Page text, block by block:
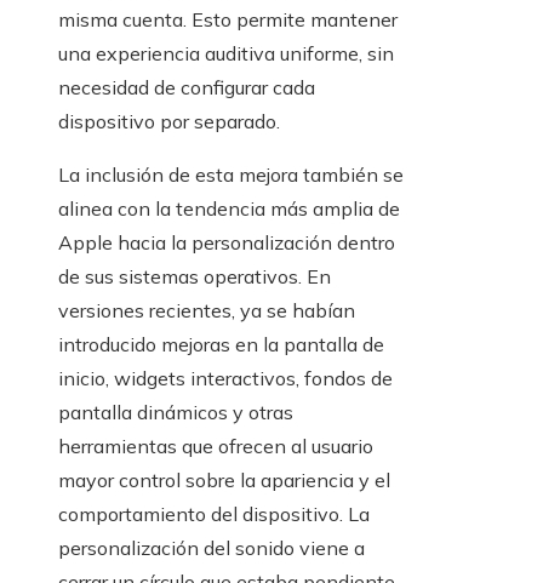
misma cuenta. Esto permite mantener
una experiencia auditiva uniforme, sin
necesidad de configurar cada
dispositivo por separado.
La inclusión de esta mejora también se
alinea con la tendencia más amplia de
Apple hacia la personalización dentro
de sus sistemas operativos. En
versiones recientes, ya se habían
introducido mejoras en la pantalla de
inicio, widgets interactivos, fondos de
pantalla dinámicos y otras
herramientas que ofrecen al usuario
mayor control sobre la apariencia y el
comportamiento del dispositivo. La
personalización del sonido viene a